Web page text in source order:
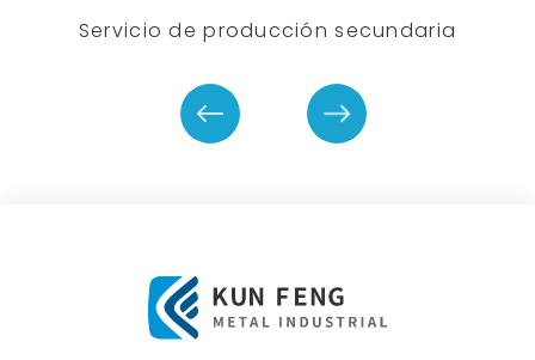
Servicio de producción secundaria